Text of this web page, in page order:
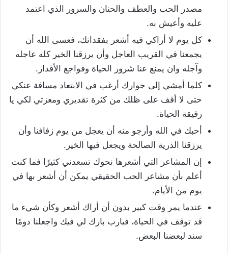
مصدر الحب والعطف والحنان والسرور الذي اعتمد
عليه وأعيش به.
كل يوم لا أراكي فيه أشعر بفقدانك، فعسى الله أن
يجمعنا في القريب العاجل وأن يرزقنا الخير كله عاجله
وآجله وان يمنع عنا شرور الحياة وفواجع الأقدار.
كلما أمشي إلى جوارك أرغب في الابتعاد مسافة عنكي
حتى لا أقف على ظلك من كثرة تقديري ومعزتي لكي يا
رفيقة الحياة.
أحبك في الله وأرجو منه أن يعجل من يوم زفافنا وأن
يرزقنا الذرية الصالحة ويجعل فيها الخير.
إن المشاعر التي أشعرها نحوك تسعدني كثيرًا فما كنت
أعلم بأن مشاعر الحب الحقيقي يمكن أن أشعر بها في
يوم من الأيام.
عندما يمر وقت كبير بدون أن أراك أشعر وكأن شيء ما
قد توقف في الحياة، فيارب بارك لي فيك واجعلنا دومًا
سند لبعضنا البعض.